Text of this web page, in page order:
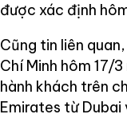
được xác định
Cũng tin liên
Chí Minh hôm 17/
hành khách trên
Emirates từ Dubai